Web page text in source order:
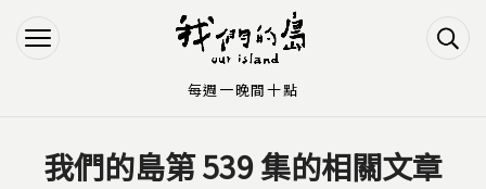
Jump to Navigation
Jump to Main content
您在這裡
我們的島第 539 集的相關文章
每週一晚間十點